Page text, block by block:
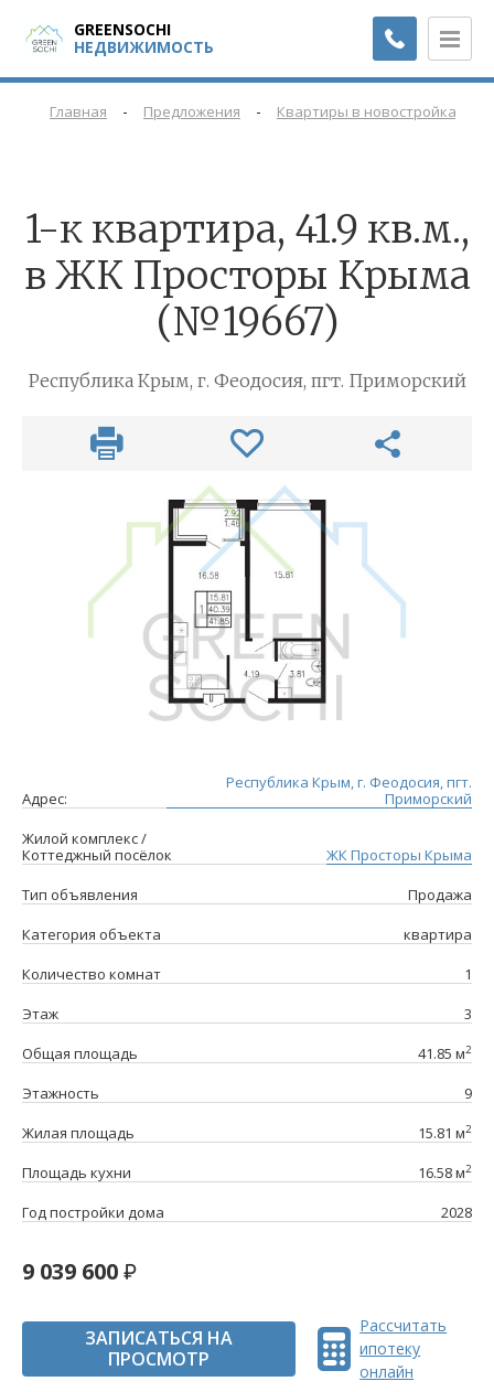
GREENSOCHI
НЕДВИЖИМОСТЬ
Главная - Предложения - Квартиры в новостройках
1-к квартира, 41.9 кв.м.,
в ЖК Просторы Крыма
(№19667)
Республика Крым, г. Феодосия, пгт. Приморский
Адрес:
Республика Крым, г. Феодосия, пгт.
Приморский
Жилой комплекс /
Коттеджный посёлок
ЖК Просторы Крыма
Тип объявления
Продажа
Категория объекта
квартира
Количество комнат
1
Этаж
3
Общая площадь
41.85 м2
Этажность
9
Жилая площадь
15.81 м2
Площадь кухни 16.58 м2
Год постройки дома 2028
9 039 600
ЗАПИСАТЬСЯ НА
ПРОСМОТР
Рассчитать
ипотеку
онлайн